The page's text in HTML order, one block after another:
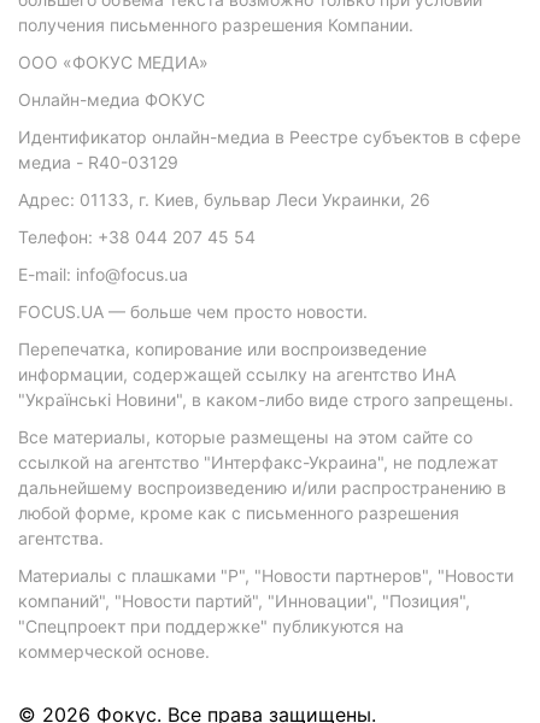
получения письменного разрешения Компании.
ООО «ФОКУС МЕДИА»
Онлайн-медиа ФОКУС
Идентификатор онлайн-медиа в Реестре субъектов в сфере
медиа - R40-03129
Адрес: 01133, г. Киев, бульвар Леси Украинки, 26
Телефон: +38 044 207 45 54
E-mail: info@focus.ua
FOCUS.UA — больше чем просто новости.
Перепечатка, копирование или воспроизведение
информации, содержащей ссылку на агентство ИнА
"Українські Новини", в каком-либо виде строго запрещены.
Все материалы, которые размещены на этом сайте со
ссылкой на агентство "Интерфакс-Украина", не подлежат
дальнейшему воспроизведению и/или распространению в
любой форме, кроме как с письменного разрешения
агентства.
Материалы с плашками "Р", "Новости партнеров", "Новости
компаний", "Новости партий", "Инновации", "Позиция",
"Спецпроект при поддержке" публикуются на
коммерческой основе.
© 2026 Фокус. Все права защищены.